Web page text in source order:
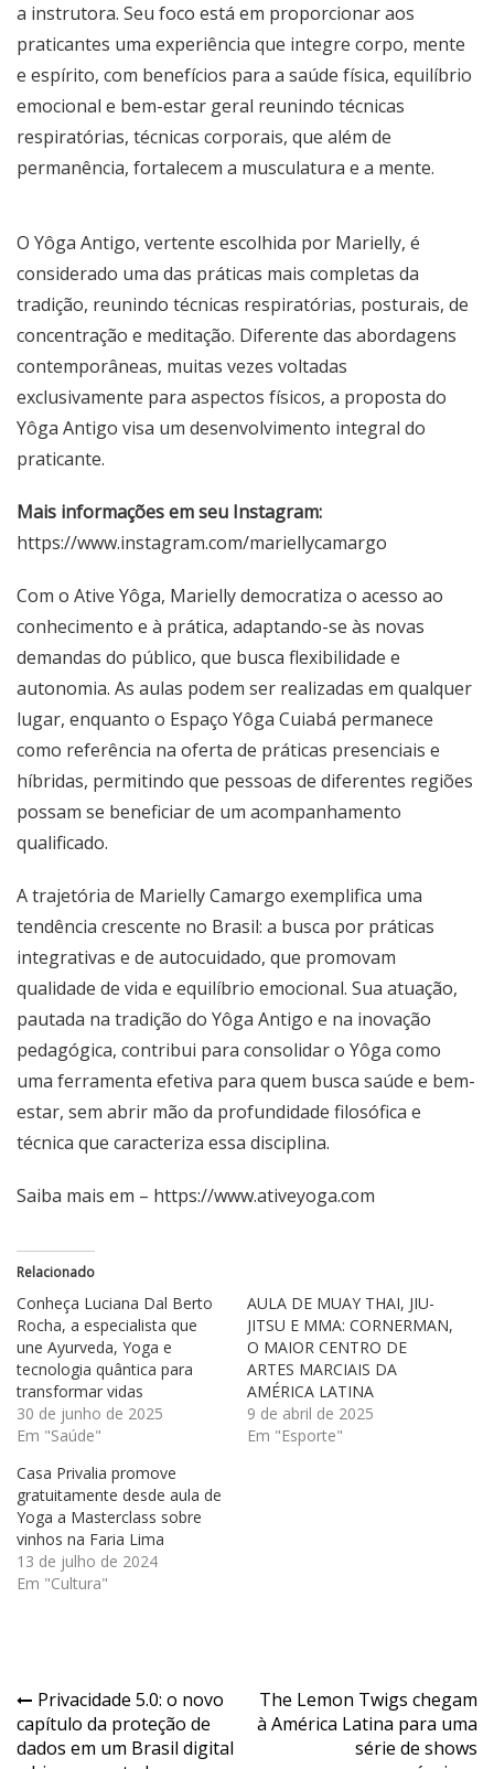
a instrutora. Seu foco está em proporcionar aos
praticantes uma experiência que integre corpo, mente
e espírito, com benefícios para a saúde física, equilíbrio
emocional e bem-estar geral reunindo técnicas
respiratórias, técnicas corporais, que além de
permanência, fortalecem a musculatura e a mente.
O Yôga Antigo, vertente escolhida por Marielly, é
considerado uma das práticas mais completas da
tradição, reunindo técnicas respiratórias, posturais, de
concentração e meditação. Diferente das abordagens
contemporâneas, muitas vezes voltadas
exclusivamente para aspectos físicos, a proposta do
Yôga Antigo visa um desenvolvimento integral do
praticante.
Mais informações em seu Instagram:
https://www.instagram.com/mariellycamargo
Com o Ative Yôga, Marielly democratiza o acesso ao
conhecimento e à prática, adaptando-se às novas
demandas do público, que busca flexibilidade e
autonomia. As aulas podem ser realizadas em qualquer
lugar, enquanto o Espaço Yôga Cuiabá permanece
como referência na oferta de práticas presenciais e
híbridas, permitindo que pessoas de diferentes regiões
possam se beneficiar de um acompanhamento
qualificado.
A trajetória de Marielly Camargo exemplifica uma
tendência crescente no Brasil: a busca por práticas
integrativas e de autocuidado, que promovam
qualidade de vida e equilíbrio emocional. Sua atuação,
pautada na tradição do Yôga Antigo e na inovação
pedagógica, contribui para consolidar o Yôga como
uma ferramenta efetiva para quem busca saúde e bem-
estar, sem abrir mão da profundidade filosófica e
técnica que caracteriza essa disciplina.
Saiba mais em – https://www.ativeyoga.com
Relacionado
Conheça Luciana Dal Berto
Rocha, a especialista que
une Ayurveda, Yoga e
tecnologia quântica para
transformar vidas
30 de junho de 2025
Em "Saúde"
AULA DE MUAY THAI, JIU-
JITSU E MMA: CORNERMAN,
O MAIOR CENTRO DE
ARTES MARCIAIS DA
AMÉRICA LATINA
9 de abril de 2025
Em "Esporte"
Casa Privalia promove
gratuitamente desde aula de
Yoga a Masterclass sobre
vinhos na Faria Lima
13 de julho de 2024
Em "Cultura"
Navegação
de
Privacidade 5.0: o novo
capítulo da proteção de
dados em um Brasil digital
The Lemon Twigs chegam
à América Latina para uma
série de shows